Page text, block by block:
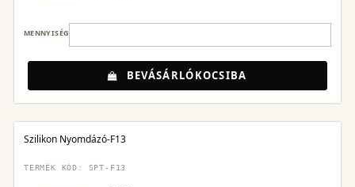
MENNYISÉG
BEVÁSÁRLÓKOCSIBA
Szilikon Nyomdázó-F13
TERMÉK KÓD: SPT-F13